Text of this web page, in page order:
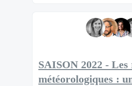
SAISON 2022 - Les
météorologiques :